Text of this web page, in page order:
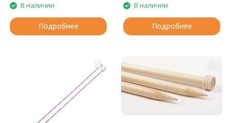
В наличии
Подробнее
В наличии
Подробнее